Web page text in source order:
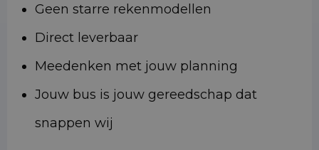
Geen starre rekenmodellen
Direct leverbaar
Meedenken met jouw planning
Jouw bus is jouw gereedschap dat
snappen wij